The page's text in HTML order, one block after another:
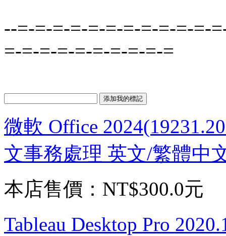
--=-=-=-=-=-=-=-=-=-=-=-
=-=-=-=-=-=-=-=-=-=
微軟 Office
文事務處理 英文/繁體中
本店售價： NT$300.0元
Tableau Desktop Pro